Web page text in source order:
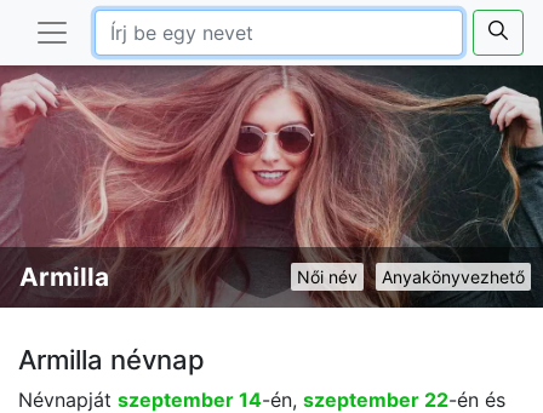
Anyakönyvezhető
Női név
Armilla
Armilla névnap
Névnapját szeptember 14-én, szeptember 22-én és